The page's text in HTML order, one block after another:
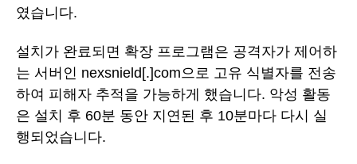
였습니다.
설치가 완료되면 확장 프로그램은 공격자가 제어하
는 서버인 nexsnield[.]com으로 고유 식별자를 전송
하여 피해자 추적을 가능하게 했습니다. 악성 활동
은 설치 후 60분 동안 지연된 후 10분마다 다시 실
행되었습니다.